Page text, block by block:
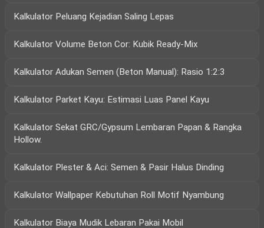
Kalkulator Peluang Kejadian Saling Lepas
Kalkulator Volume Beton Cor: Kubik Ready-Mix
Kalkulator Adukan Semen (Beton Manual): Rasio 1:2:3
Kalkulator Parket Kayu: Estimasi Luas Panel Kayu
Kalkulator Sekat GRC/Gypsum Lembaran Papan & Rangka
Hollow.
Kalkulator Plester & Aci: Semen & Pasir Halus Dinding
Kalkulator Wallpaper Kebutuhan Roll Motif Nyambung
Kalkulator Biaya Mudik Lebaran Pakai Mobil